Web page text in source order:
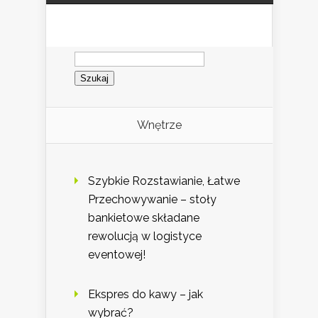
Szukaj:
Wnętrze
Szybkie Rozstawianie, Łatwe
Przechowywanie – stoły
bankietowe składane
rewolucją w logistyce
eventowej!
Ekspres do kawy – jak
wybrać?